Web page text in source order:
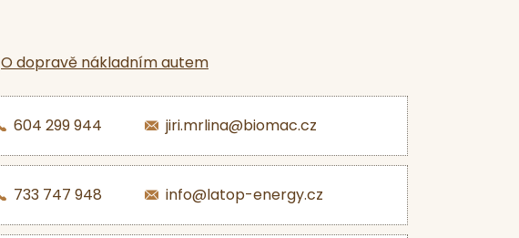
O dopravě nákladním autem
604 299 944 jiri.mrlina@biomac.cz
733 747 948 info@latop-energy.cz